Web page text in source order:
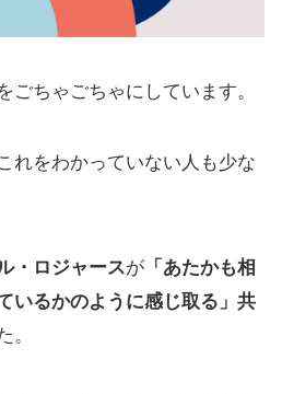
ごちゃごちゃにしています。
れをわかっていない人も少な
・ロジャースが 「あたかも相
いるかのように感じ取る」共
。